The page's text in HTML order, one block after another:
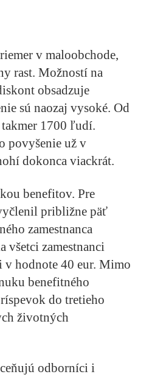
v maloobchode,
rast. Možností na
obsadzuje
sú naozaj vysoké. Od
1700 ľudí.
povyšenie už v
dokonca viackrát.
benefitov. Pre
približne päť
zamestnanca
všetci zamestnanci
v hodnote 40 eur. Mimo
benefitného
do tretieho
životných
odborníci i